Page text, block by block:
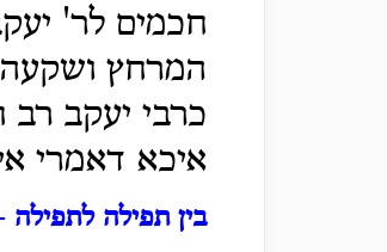
חכמים לר'
המרחץ ושקעה
כרבי יעקב
איכא דאמרי
בין תפילה לתפילה